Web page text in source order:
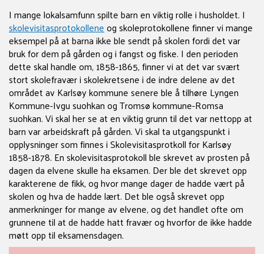
I mange lokalsamfunn spilte barn en viktig rolle i husholdet. I
skolevisitasprotokolleneog skoleprotokollene finner vi mange
eksempel på at barna ikke ble sendt på skolen fordi det var
bruk for dem på gården og i fangst og fiske. I den perioden
dette skal handle om, 1858-1865, finner vi at det var svært
stort skolefravær i skolekretsene i de indre delene av det
området av Karlsøy kommune senere ble å tilhøre Lyngen
Kommune-Ivgu suohkan og Tromsø kommune-Romsa
suohkan. Vi skal her se at en viktig grunn til det var nettopp at
barn var arbeidskraft på gården. Vi skal ta utgangspunkt i
opplysninger som finnes i Skolevisitasprotkoll for Karlsøy
1858-1878. En skolevisitasprotokoll ble skrevet av prosten på
dagen da elvene skulle ha eksamen. Der ble det skrevet opp
karakterene de fikk, og hvor mange dager de hadde vært på
skolen og hva de hadde lært. Det ble også skrevet opp
anmerkninger for mange av elvene, og det handlet ofte om
grunnene til at de hadde hatt fravær og hvorfor de ikke hadde
møtt opp til eksamensdagen.